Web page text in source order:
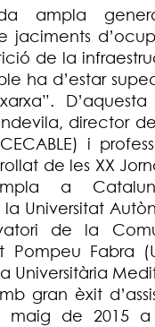
ampla
jaciments
de la
ha d’estar
D’aquesta
director
i
​​de les XX
a
la Universitat
de la
Pompeu Fabra
Universitària
gran èxit
de 2015 a